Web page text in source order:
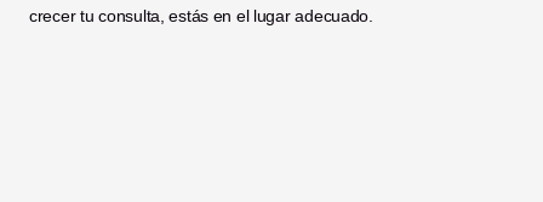
crecer tu consulta, estás en el lugar adecuado.